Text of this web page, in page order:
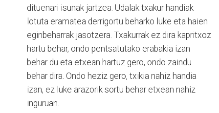
dituenari isunak jartzea. Udalak txakur handiak
lotuta eramatea derrigortu beharko luke eta haien
eginbeharrak jasotzera. Txakurrak ez dira kapritxoz
hartu behar, ondo pentsatutako erabakia izan
behar du eta etxean hartuz gero, ondo zaindu
behar dira. Ondo heziz gero, txikia nahiz handia
izan, ez luke arazorik sortu behar etxean nahiz
inguruan.